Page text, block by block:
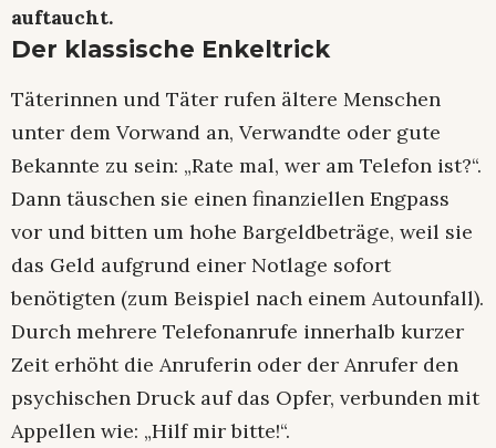
auftaucht.
Der klassische Enkeltrick
Täterinnen und Täter rufen ältere Menschen
unter dem Vorwand an, Verwandte oder gute
Bekannte zu sein: „Rate mal, wer am Telefon ist?“.
Dann täuschen sie einen finanziellen Engpass
vor und bitten um hohe Bargeldbeträge, weil sie
das Geld aufgrund einer Notlage sofort
benötigten (zum Beispiel nach einem Autounfall).
Durch mehrere Telefonanrufe innerhalb kurzer
Zeit erhöht die Anruferin oder der Anrufer den
psychischen Druck auf das Opfer, verbunden mit
Appellen wie: „Hilf mir bitte!“.